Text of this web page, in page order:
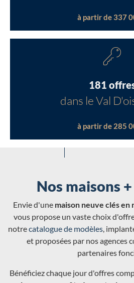
à partir de 337
181
dans le Val
à partir de 285
Nos maisons
Envie d'une maison neuve clés en
vous propose un vaste choix
notrecatalogue de modèles,
et proposées par nos agences
partenaires
Bénéficiez chaque jour d'offres